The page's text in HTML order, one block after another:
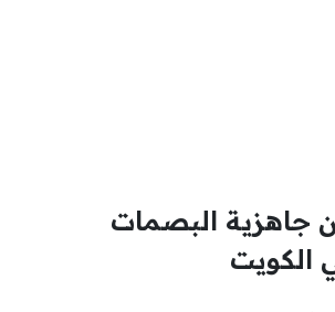
جاهزية البصمات
الكويت